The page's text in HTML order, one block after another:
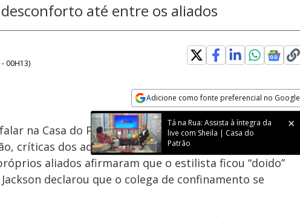
até entre os aliados
00H13)
Adicione como fonte preferencial no Google
Opens in new window
Tá na Rua: Assista à íntegra da
live com Sheila | Casa do
Patrão
Velocidade
na Casa do Patrão. A semana como mandachuva
críticas dos adversários e até por um desfile da galera
aliados afirmaram que o estilista ficou “doido”
declarou que o colega de confinamento se